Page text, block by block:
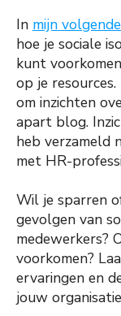
In mijn
hoe je sociale
kunt
op je
om inzichten
apart blog.
heb verzameld
met HR-
Wil je sparren
gevolgen van
medewerkers?
voorkomen?
ervaringen en
jouw